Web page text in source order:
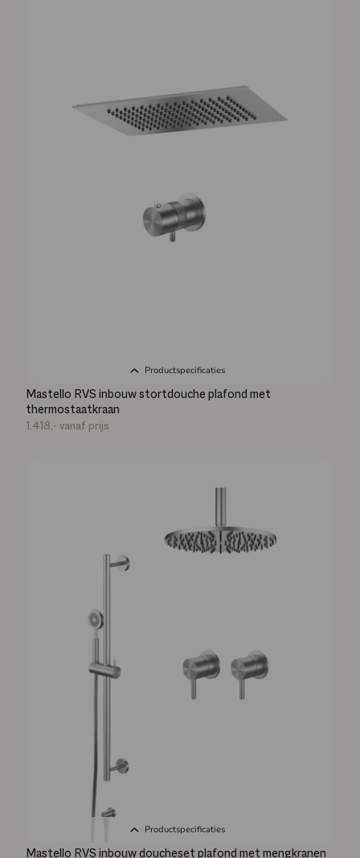
Productspecificaties
Mastello RVS inbouw stortdouche plafond met
thermostaatkraan
1.418,- vanaf prijs
Productspecificaties
Mastello RVS inbouw doucheset plafond met mengkranen